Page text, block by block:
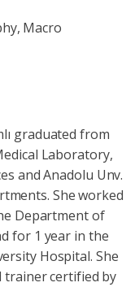
Macro
graduated from
Laboratory,
and Anadolu Unv.
She worked
Department of
for 1 year in the
Hospital. She
trainer certified by